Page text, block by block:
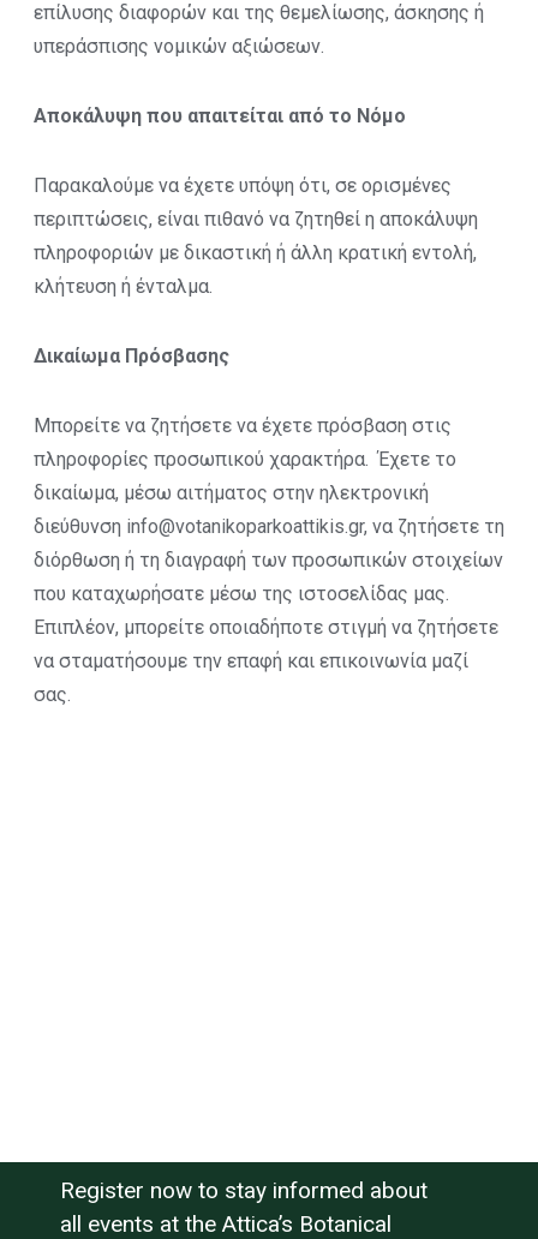
επίλυσης διαφορών και της θεμελίωσης, άσκησης ή
υπεράσπισης νομικών αξιώσεων.
Αποκάλυψη που απαιτείται από το Νόμο
Παρακαλούμε να έχετε υπόψη ότι, σε ορισμένες
περιπτώσεις, είναι πιθανό να ζητηθεί η αποκάλυψη
πληροφοριών με δικαστική ή άλλη κρατική εντολή,
κλήτευση ή ένταλμα.
Δικαίωμα Πρόσβασης
Μπορείτε να ζητήσετε να έχετε πρόσβαση στις
πληροφορίες προσωπικού χαρακτήρα. Έχετε το
δικαίωμα, μέσω αιτήματος στην ηλεκτρονική
διεύθυνση info@votanikoparkoattikis.gr, να ζητήσετε τη
διόρθωση ή τη διαγραφή των προσωπικών στοιχείων
που καταχωρήσατε μέσω της ιστοσελίδας μας.
Επιπλέον, μπορείτε οποιαδήποτε στιγμή να ζητήσετε
να σταματήσουμε την επαφή και επικοινωνία μαζί
σας.
Register now to stay informed about
all events at the Attica’s Botanical